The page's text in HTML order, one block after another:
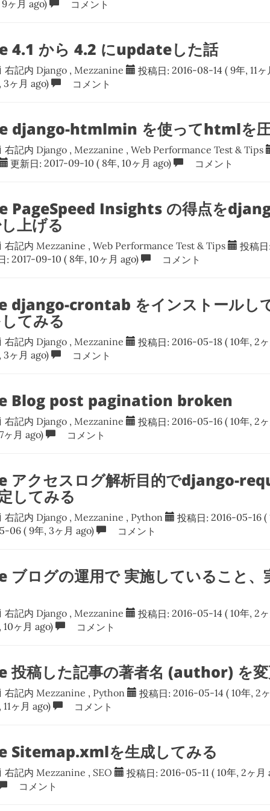
ヶ月 ago) コメント
4.1 から 4.2 にupdateした話
右記内 Django ,Mezzanine 投稿日: 2016-08-14( 9年, 11ヶ
ヶ月 ago)
コメント
django-htmlmin を使ってhtmlを
右記内 Django ,Mezzanine ,Web Performance Test & Tips
更新日: 2017-09-10 ( 8年, 10ヶ月 ago) コメント
PageSpeed Insights の得点を
上げる
右記内Mezzanine ,Web Performance Test & Tips
投稿
: 2017-09-10 ( 8年, 10ヶ月 ago) コメント
django-crontab をインストールし
てみる
右記内 Django ,Mezzanine 投稿日: 2016-05-18( 10年, 2
ヶ月 ago)
コメント
Blog post pagination broken
右記内 Django ,Mezzanine 投稿日: 2016-05-16( 10年, 2
ヶ月 ago)
コメント
アクセスログ解析目的でdjango-
してみる
右記内 Django ,Mezzanine , Python 投稿日: 2016-05-16(
06 ( 9年, 3ヶ月 ago) コメント
ログの運用で 実施していること、
右記内 Django ,Mezzanine 投稿日: 2016-05-14( 10年, 2
10ヶ月 ago)
コメント
投稿した記事の著者名 (author) を
右記内Mezzanine , Python 投稿日: 2016-05-14( 10年, 2
ヶ月 ago)
コメント
Sitemap.xmlを生成してみる
右記内Mezzanine , SEO 投稿日: 2016-05-11( 10年, 2ヶ月
コメント